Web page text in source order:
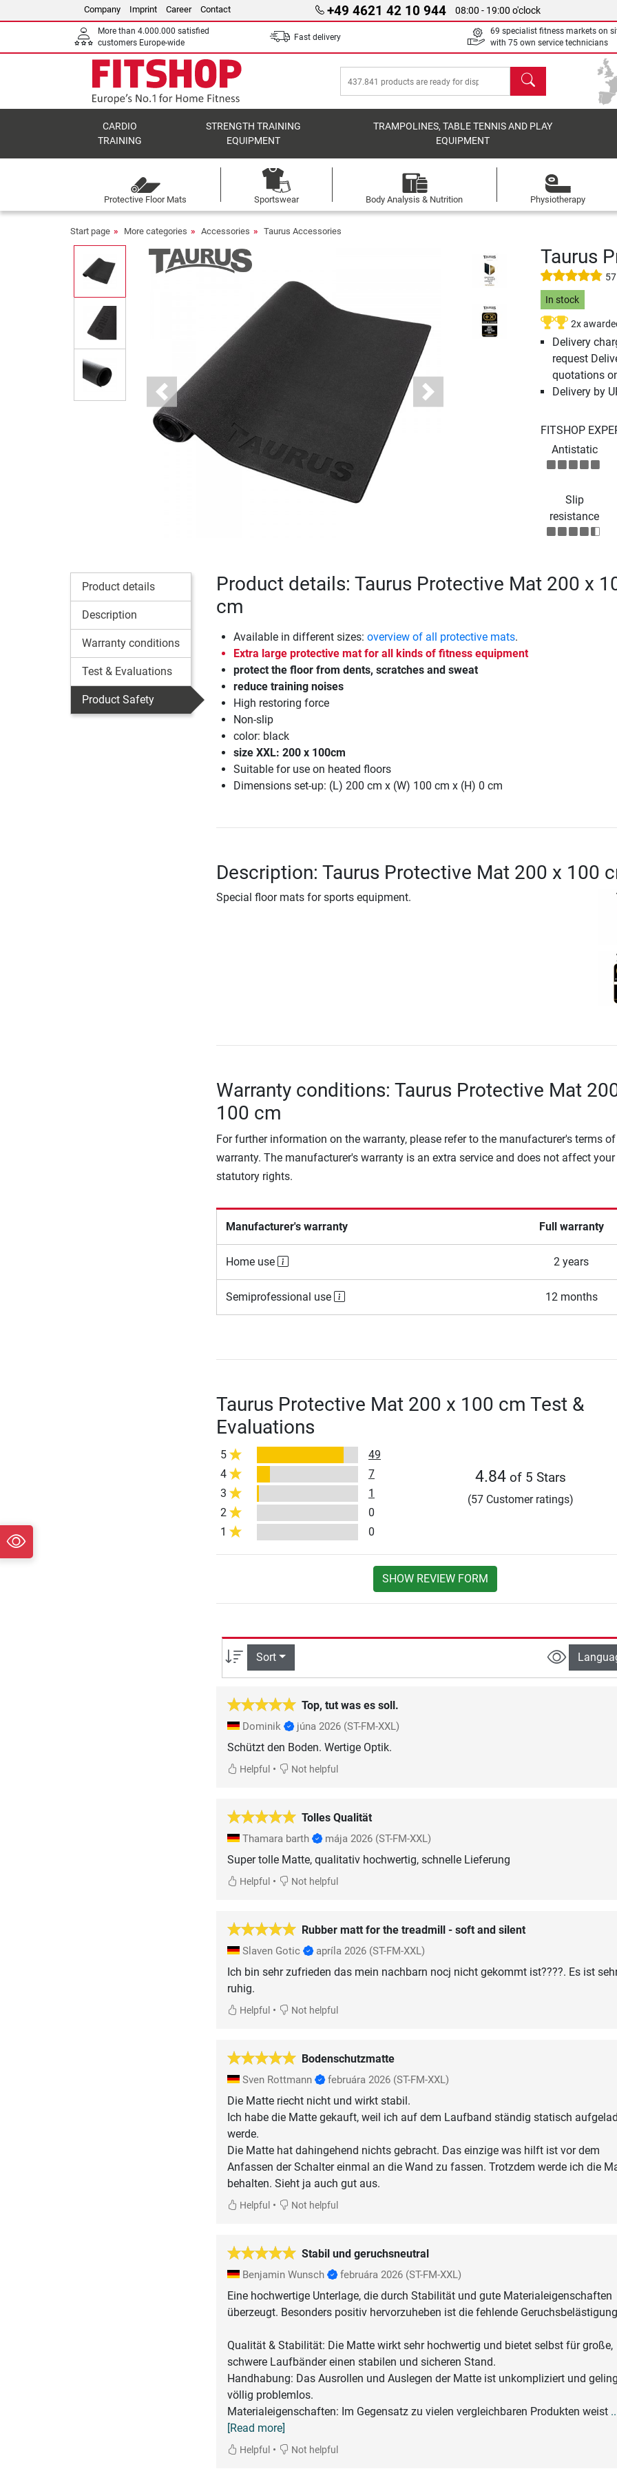
Company Imprint Career Contact +49 4621 42 10 944 08:00 - 19:00 o'clock
More than 4.000.000 satisfied
customers Europe-wide
Fast delivery
69 specialist fitness markets on
with 75 own service technicians
search
CARDIO
TRAINING
STRENGTH TRAINING
EQUIPMENT
TRAMPOLINES, TABLE TENNIS AND PLAY
EQUIPMENT
Protective Floor Mats Sportswear Body Analysis & Nutrition Physiotherapy
Start page More categories Accessories Taurus Accessories
Previous Next
Taurus
In stock
2x
Delivery
request
quotations
Delivery by
FITSHOP
Antistatic
Slip
resistance
Product details
Description
Warranty conditions
Test & Evaluations
Product Safety
Product details: Taurus Protective Mat 200 x
cm
Available in different sizes: overview of all protective mats.
Extra large protective mat for all kinds of fitness equipment
protect the floor from dents, scratches and sweat
reduce training noises
High restoring force
Non-slip
color: black
size XXL: 200 x 100cm
Suitable for use on heated floors
Dimensions set-up: (L) 200 cm x (W) 100 cm x (H) 0 cm
Description: Taurus Protective Mat 200 x 100
Special floor mats for sports equipment.
Warranty conditions: Taurus Protective Mat
100 cm
For further information on the warranty, please refer to the manufacturer's terms of
warranty. The manufacturer's warranty is an extra service and does not affect your
statutory rights.
Manufacturer's warranty Full warranty
Home use 2 years
Semiprofessional use 12 months
Taurus Protective Mat 200 x 100 cm Test &
Evaluations
5
49
4
7
3
1
2
0
1
0
4.84 of 5 Stars
(57 Customer ratings)
SHOW REVIEW FORM
Sort
Top, tut was es soll.
Dominik júna 2026 (ST-FM-XXL)
Schützt den Boden. Wertige Optik.
Helpful • Not helpful
Tolles Qualität
Thamara barth mája 2026 (ST-FM-XXL)
Super tolle Matte, qualitativ hochwertig, schnelle Lieferung
Helpful • Not helpful
Rubber matt for the treadmill - soft and silent
Slaven Gotic apríla 2026 (ST-FM-XXL)
Ich bin sehr zufrieden das mein nachbarn nocj nicht gekommt ist????. Es ist
ruhig.
Helpful • Not helpful
Bodenschutzmatte
Sven Rottmann februára 2026 (ST-FM-XXL)
Die Matte riecht nicht und wirkt stabil.
Ich habe die Matte gekauft, weil ich auf dem Laufband ständig statisch
werde.
Die Matte hat dahingehend nichts gebracht. Das einzige was hilft ist vor dem
Anfassen der Schalter einmal an die Wand zu fassen. Trotzdem werde ich die
behalten. Sieht ja auch gut aus.
Helpful • Not helpful
Stabil und geruchsneutral
Benjamin Wunsch februára 2026 (ST-FM-XXL)
Eine hochwertige Unterlage, die durch Stabilität und gute Materialeigenschaften
überzeugt. Besonders positiv hervorzuheben ist die fehlende
​Qualität & Stabilität: Die Matte wirkt sehr hochwertig und bietet selbst für große,
schwere Laufbänder einen stabilen und sicheren Stand.
​Handhabung: Das Ausrollen und Auslegen der Matte ist unkompliziert und
völlig problemlos.
​Materialeigenschaften: Im Gegensatz zu vielen vergleichbaren Produkten weist
[Read more]
Helpful • Not helpful